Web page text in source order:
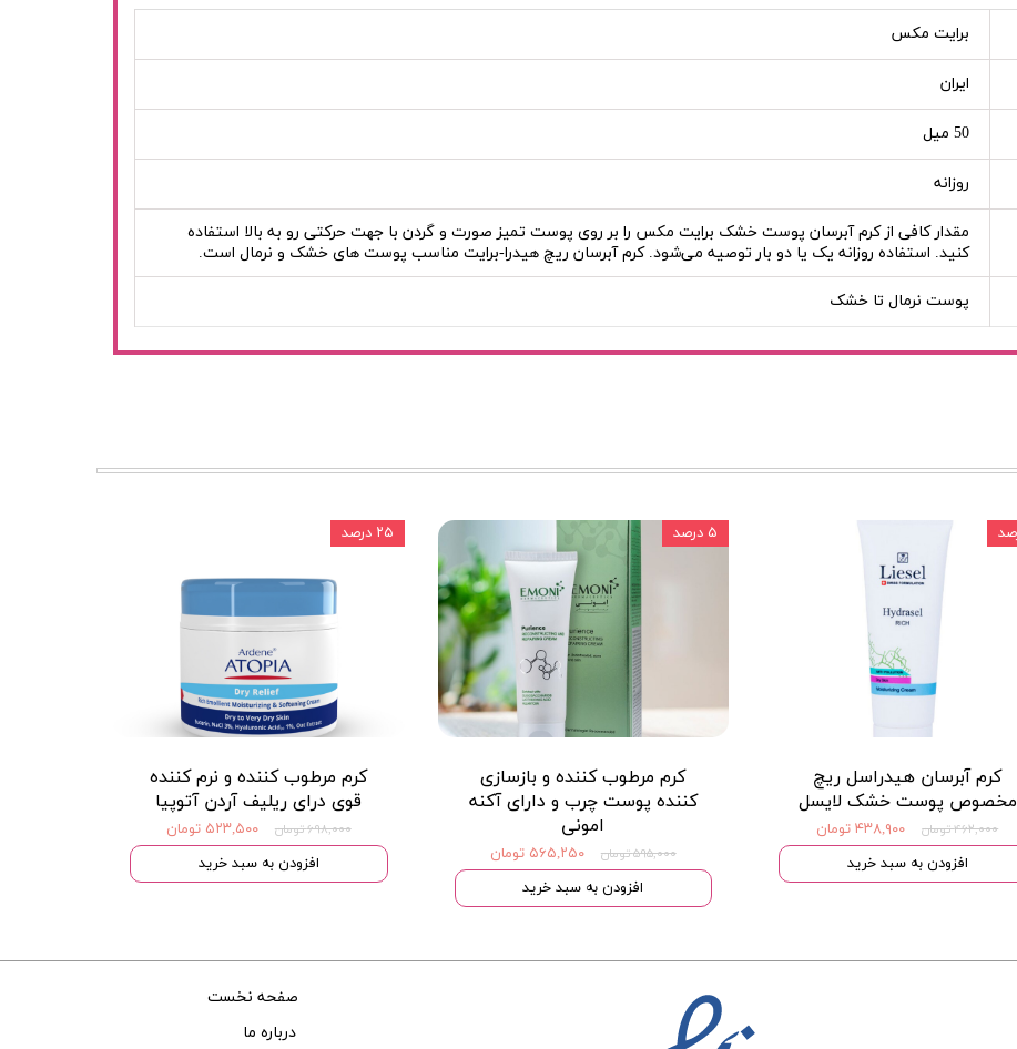
برایت مکس
ایران
50 میل
روزانه
مقدار کافی از کرم آبرسان پوست خشک برایت مکس را بر روی پوست تمیز صورت و گردن با جهت حرکتی رو به بالا استفاده
کنید. استفاده روزانه یک یا دو بار توصیه می‌شود. کرم آبرسان ریچ هیدرا-برایت مناسب پوست های خشک و نرمال است.
پوست نرمال تا خشک
کرم آبرسان هیدراسل ریچ
مخصوص پوست خشک لایسل
۴۶۲,۰۰۰ تومان
۴۳۸,۹۰۰ تومان
افزودن به سبد خرید
کرم مرطوب کننده و بازسازى
کننده پوست چرب و داراى آکنه
امونی
۵۹۵,۰۰۰ تومان
۵۶۵,۲۵۰ تومان
افزودن به سبد خرید
۵ درصد
کرم مرطوب کننده و نرم کننده
قوی درای ریلیف آردن آتوپیا
۶۹۸,۰۰۰ تومان
۵۲۳,۵۰۰ تومان
افزودن به سبد خرید
۲۵ درصد
درباره ما
صفحه نخست